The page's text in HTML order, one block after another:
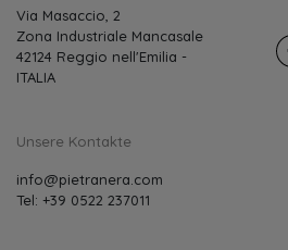
Via Masaccio, 2
Zona Industriale Mancasale
42124 Reggio nell'Emilia -
ITALIA
Unsere Kontakte
info@pietranera.com
Tel: +39 0522 237011